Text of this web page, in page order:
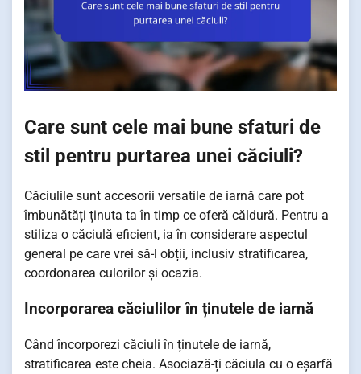
Care sunt cele mai bune sfaturi de
stil pentru purtarea unei căciuli?
Căciulile sunt accesorii versatile de iarnă care pot
îmbunătăți ținuta ta în timp ce oferă căldură. Pentru a
stiliza o căciulă eficient, ia în considerare aspectul
general pe care vrei să-l obții, inclusiv stratificarea,
coordonarea culorilor și ocazia.
Incorporarea căciulilor în ținutele de iarnă
Când încorporezi căciuli în ținutele de iarnă,
stratificarea este cheia. Asociază-ți căciula cu o eșarfă